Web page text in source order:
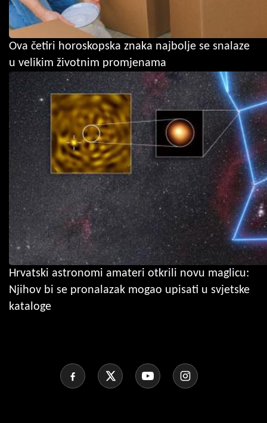
Ova četiri horoskopska znaka najbolje se snalaze
u velikim životnim promjenama
Hrvatski astronomi amateri otkrili novu maglicu:
Njihov bi se pronalazak mogao upisati u svjetske
kataloge